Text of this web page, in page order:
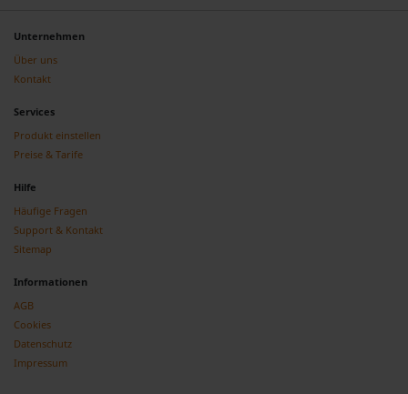
Unternehmen
Über uns
Kontakt
Services
Produkt einstellen
Preise & Tarife
Hilfe
Häufige Fragen
Support & Kontakt
Sitemap
Informationen
AGB
Cookies
Datenschutz
Impressum